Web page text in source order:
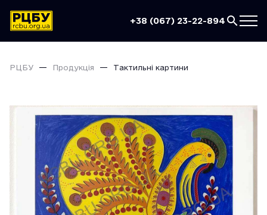
+38 (067) 23-22-894
РЦБУ Продукція Тактильні картини